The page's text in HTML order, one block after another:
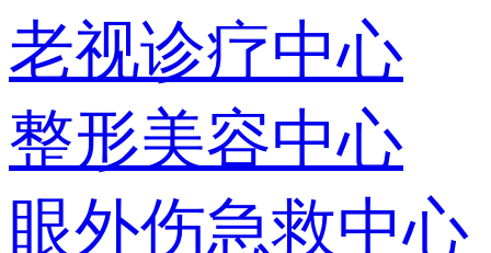
老视诊疗中心
整形美容中心
眼外伤急救中心